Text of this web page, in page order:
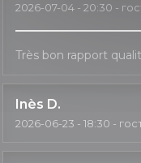
2026-07-04 - 20:30 -
Très bon rapport
Inès D
2026-06-23 - 18:30 -